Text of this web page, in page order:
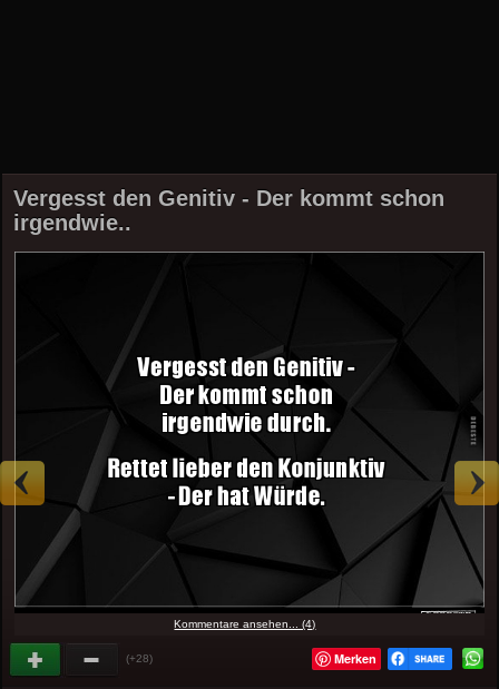
Vergesst den Genitiv - Der kommt schon
irgendwie..
Kommentare ansehen... (4)
(+28) Merken